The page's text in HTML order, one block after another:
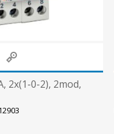
2x(1-0-2), 2mod,